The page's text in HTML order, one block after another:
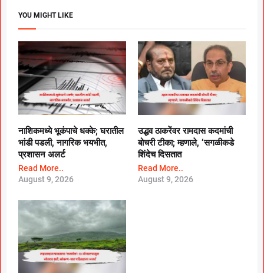
YOU MIGHT LIKE
नाशिकमध्ये भूकंपाचे धक्के; घरातील
भांडी पडली, नागरिक भयभीत,
प्रशासन अलर्ट
Read More..
August 9, 2026
उद्धव ठाकरेंवर रामदास कदमांची
बोचरी टीका; म्हणाले, ‘सगळीकडे
शिंदेच दिसतात
Read More..
August 9, 2026